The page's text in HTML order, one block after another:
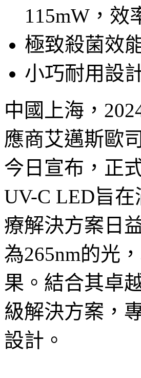
115mW，效
極致殺菌效
小巧耐用設
中國上海，
應商艾邁斯歐
今日宣布，正
UV-C LED旨
療解決方案日
為265nm的光
果。結合其卓
級解決方案，
設計。